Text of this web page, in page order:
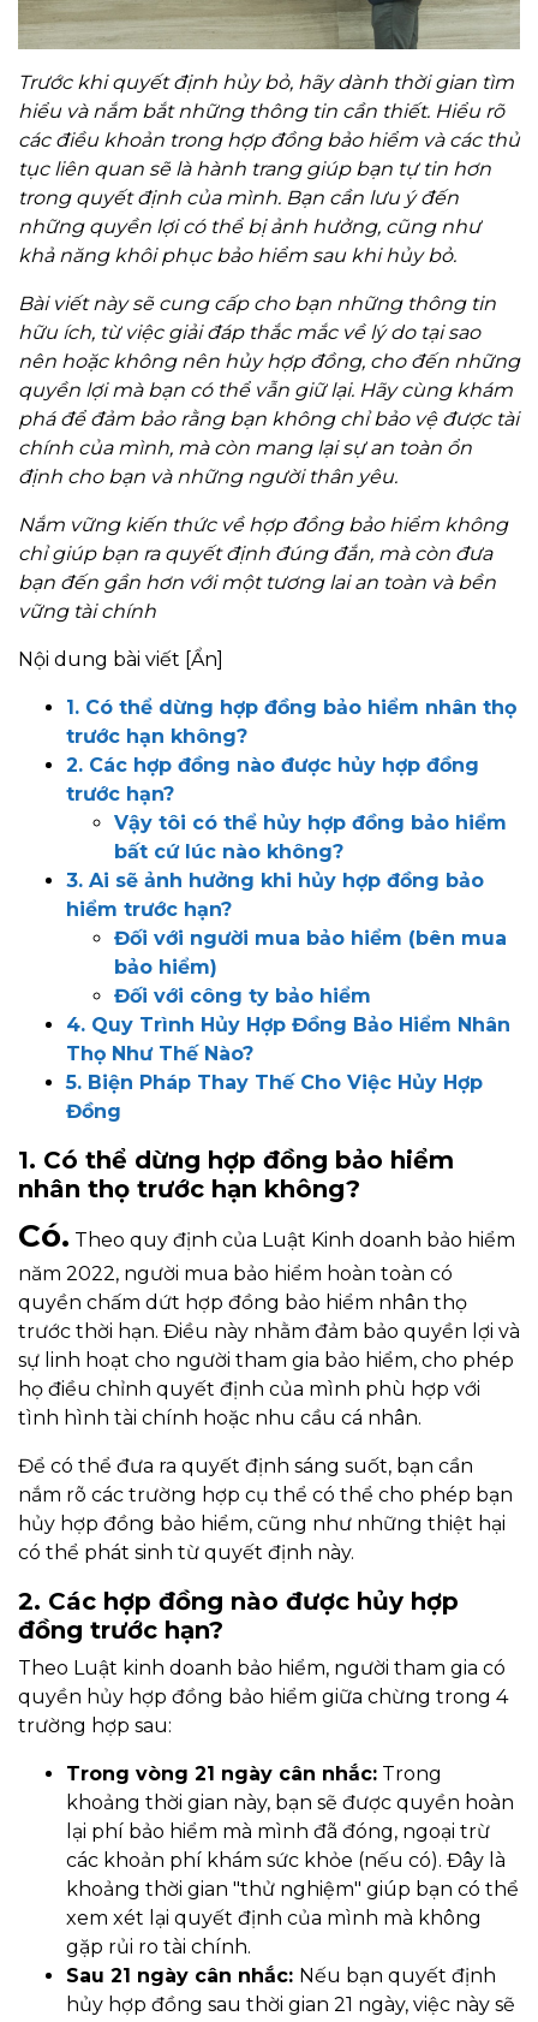
Trước khi quyết định hủy bỏ, hãy dành thời gian tìm
hiểu và nắm bắt những thông tin cần thiết. Hiểu rõ
các điều khoản trong hợp đồng bảo hiểm và các thủ
tục liên quan sẽ là hành trang giúp bạn tự tin hơn
trong quyết định của mình. Bạn cần lưu ý đến
những quyền lợi có thể bị ảnh hưởng, cũng như
khả năng khôi phục bảo hiểm sau khi hủy bỏ.
Bài viết này sẽ cung cấp cho bạn những thông tin
hữu ích, từ việc giải đáp thắc mắc về lý do tại sao
nên hoặc không nên hủy hợp đồng, cho đến những
quyền lợi mà bạn có thể vẫn giữ lại. Hãy cùng khám
phá để đảm bảo rằng bạn không chỉ bảo vệ được tài
chính của mình, mà còn mang lại sự an toàn ổn
định cho bạn và những người thân yêu.
Nắm vững kiến thức về hợp đồng bảo hiểm không
chỉ giúp bạn ra quyết định đúng đắn, mà còn đưa
bạn đến gần hơn với một tương lai an toàn và bền
vững tài chính
Nội dung bài viết [Ẩn]
1. Có thể dừng hợp đồng bảo hiểm nhân thọ
trước hạn không?
2. Các hợp đồng nào được hủy hợp đồng
trước hạn?
Vậy tôi có thể hủy hợp đồng bảo hiểm
bất cứ lúc nào không?
3. Ai sẽ ảnh hưởng khi hủy hợp đồng bảo
hiểm trước hạn?
Đối với người mua bảo hiểm (bên mua
bảo hiểm)
Đối với công ty bảo hiểm
4. Quy Trình Hủy Hợp Đồng Bảo Hiểm Nhân
Thọ Như Thế Nào?
5. Biện Pháp Thay Thế Cho Việc Hủy Hợp
Đồng
1. Có thể dừng hợp đồng bảo hiểm
nhân thọ trước hạn không?
Có. Theo quy định của Luật Kinh doanh bảo hiểm
năm 2022, người mua bảo hiểm hoàn toàn có
quyền chấm dứt hợp đồng bảo hiểm nhân thọ
trước thời hạn. Điều này nhằm đảm bảo quyền lợi và
sự linh hoạt cho người tham gia bảo hiểm, cho phép
họ điều chỉnh quyết định của mình phù hợp với
tình hình tài chính hoặc nhu cầu cá nhân.
Để có thể đưa ra quyết định sáng suốt, bạn cần
nắm rõ các trường hợp cụ thể có thể cho phép bạn
hủy hợp đồng bảo hiểm, cũng như những thiệt hại
có thể phát sinh từ quyết định này.
2. Các hợp đồng nào được hủy hợp
đồng trước hạn?
Theo Luật kinh doanh bảo hiểm, người tham gia có
quyền hủy hợp đồng bảo hiểm giữa chừng trong 4
trường hợp sau:
Trong vòng 21 ngày cân nhắc: Trong
khoảng thời gian này, bạn sẽ được quyền hoàn
lại phí bảo hiểm mà mình đã đóng, ngoại trừ
các khoản phí khám sức khỏe (nếu có). Đây là
khoảng thời gian "thử nghiệm" giúp bạn có thể
xem xét lại quyết định của mình mà không
gặp rủi ro tài chính.
Sau 21 ngày cân nhắc: Nếu bạn quyết định
hủy hợp đồng sau thời gian 21 ngày, việc này sẽ